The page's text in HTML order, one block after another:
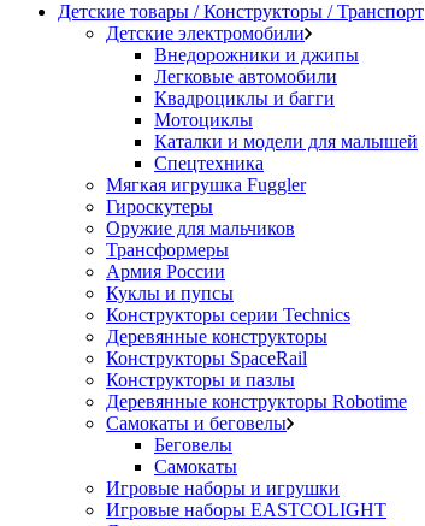
Детские товары / Конструкторы / Транспорт
Детские электромобили
Внедорожники и джипы
Легковые автомобили
Квадроциклы и багги
Мотоциклы
Каталки и модели для малышей
Спецтехника
Мягкая игрушка Fuggler
Гироскутеры
Оружие для мальчиков
Трансформеры
Армия России
Куклы и пупсы
Конструкторы серии Technics
Деревянные конструкторы
Конструкторы SpaceRail
Конструкторы и пазлы
Деревянные конструкторы Robotime
Самокаты и беговелы
Беговелы
Самокаты
Игровые наборы и игрушки
Игровые наборы EASTCOLIGHT